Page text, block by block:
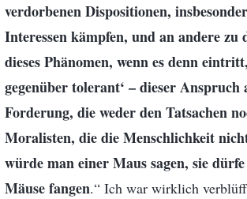
verdorbenen Dispositionen,
Interessen kämpfen, und an andere
dieses Phänomen, wenn es denn
gegenüber tolerant‘ – dieser
Forderung, die weder den Tatsachen
Moralisten, die die Menschlichkeit
würde man einer Maus sagen, sie
Mäuse fangen.“ Ich war wirklich